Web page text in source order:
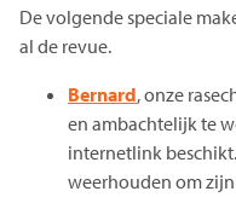
De volgende speciale
al de revue.
Bernard, onze
en ambachtelijk te
internetlink
weerhouden om